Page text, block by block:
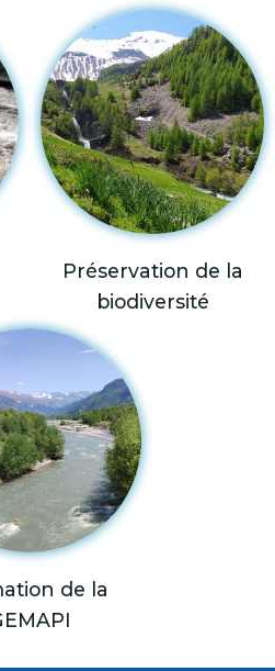
Préservation de la
biodiversité
de la